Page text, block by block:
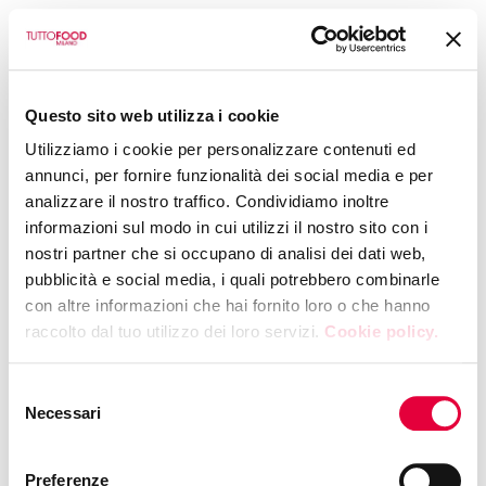
Questo sito web utilizza i cookie
Utilizziamo i cookie per personalizzare contenuti ed
annunci, per fornire funzionalità dei social media e per
analizzare il nostro traffico. Condividiamo inoltre
informazioni sul modo in cui utilizzi il nostro sito con i
nostri partner che si occupano di analisi dei dati web,
pubblicità e social media, i quali potrebbero combinarle
con altre informazioni che hai fornito loro o che hanno
raccolto dal tuo utilizzo dei loro servizi. Cookie policy.
delNecessari
Preferenze
NUNZIA BELLOMO -
COOKING SHOW 11:30
- 15:30 | 12 - 13 May
TUESDAY, 12 MAY 2026 |11:30
NUNZIA BELLOMO – COOKING SHOW 11:30 – 15:30 |12